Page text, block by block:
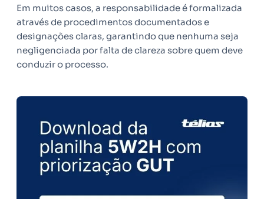
Em muitos casos, a responsabilidade é formalizada
através de procedimentos documentados e
designações claras, garantindo que nenhuma seja
negligenciada por falta de clareza sobre quem deve
conduzir o processo.